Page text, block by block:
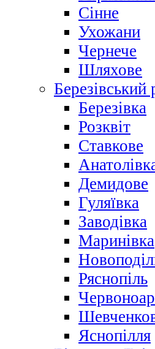
Сінне
Ухожани
Чернече
Шляхове
Березівський
Березівка
Розквіт
Ставкове
Демидове
Гуляївка
Заводівка
Маринівка
Ряснопіль
Яснопілля